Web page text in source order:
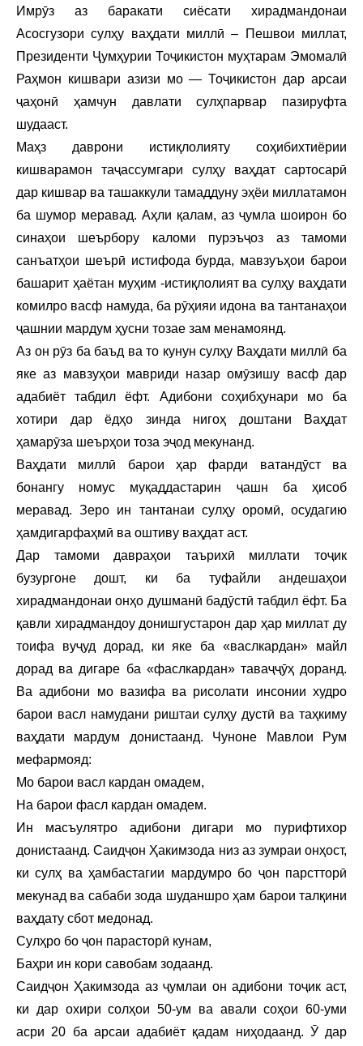
Имрӯз аз баракати сиёсати хирадмандонаи
Асосгузори сулҳу ваҳдати миллӣ – Пешвои миллат,
Президенти Ҷумҳурии Тоҷикистон муҳтарам Эмомалӣ
Раҳмон кишвари азизи мо — Тоҷикистон дар арсаи
ҷаҳонӣ ҳамчун давлати сулҳпарвар пазируфта
шудааст.
Маҳз даврони истиқлолияту соҳибихтиёрии
кишварамон таҷассумгари сулҳу ваҳдат сартосарӣ
дар кишвар ва ташаккули тамаддуну эҳёи миллатамон
ба шумор меравад. Аҳли қалам, аз ҷумла шоирон бо
синаҳои шеърбору каломи пурэъҷоз аз тамоми
санъатҳои шеърӣ истифода бурда, мавзуъҳои барои
башарит ҳаётан муҳим -истиқлолият ва сулҳу ваҳдати
комилро васф намуда, ба рӯҳияи идона ва тантанаҳои
ҷашнии мардум ҳусни тозае зам менамоянд.
Аз он рӯз ба баъд ва то кунун сулҳу Ваҳдати миллӣ ба
яке аз мавзуҳои мавриди назар омӯзишу васф дар
адабиёт табдил ёфт. Адибони соҳибҳунари мо ба
хотири дар ёдҳо зинда нигоҳ доштани Ваҳдат
ҳамарӯза шеърҳои тоза эҷод мекунанд.
Ваҳдати миллӣ барои ҳар фарди ватандӯст ва
бонангу номус муқаддастарин ҷашн ба ҳисоб
меравад. Зеро ин тантанаи сулҳу оромӣ, осудагию
ҳамдигарфаҳмӣ ва оштиву ваҳдат аст.
Дар тамоми давраҳои таърихӣ миллати тоҷик
бузургоне дошт, ки ба туфайли андешаҳои
хирадмандонаи онҳо душманӣ бадӯстӣ табдил ёфт. Ба
қавли хирадмандоу донишгустарон дар ҳар миллат ду
тоифа вуҷуд дорад, ки яке ба «васлкардан» майл
дорад ва дигаре ба «фаслкардан» таваҷҷӯҳ доранд.
Ва адибони мо вазифа ва рисолати инсонии худро
барои васл намудани риштаи сулҳу дустӣ ва таҳкиму
ваҳдати мардум донистаанд. Чуноне Мавлои Рум
мефармояд:
Мо барои васл кардан омадем,
На барои фасл кардан омадем.
Ин масъулятро адибони дигари мо пурифтихор
донистаанд. Саидҷон Ҳакимзода низ аз зумраи онҳост,
ки сулҳ ва ҳамбастагии мардумро бо ҷон парстторӣ
мекунад ва сабаби зода шуданшро ҳам барои талқини
ваҳдату сбот медонад.
Сулҳро бо ҷон парасторӣ кунам,
Баҳри ин кори савобам зодаанд.
Саидҷон Ҳакимзода аз ҷумлаи он адибони тоҷик аст,
ки дар охири солҳои 50-ум ва авали соҳои 60-уми
асри 20 ба арсаи адабиёт қадам ниҳодаанд. Ӯ дар